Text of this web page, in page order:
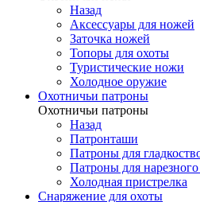
Назад
Аксессуары для ножей
Заточка ножей
Топоры для охоты
Туристические ножи
Холодное оружие
Охотничьи патроны
Охотничьи патроны
Назад
Патронташи
Патроны для
Патроны для
Холодная пристрелка
Снаряжение для охоты